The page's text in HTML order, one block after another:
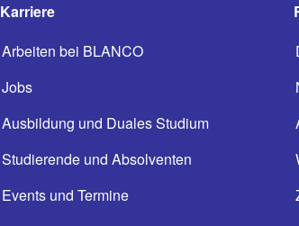
Karriere
Arbeiten bei BLANCO
Jobs
Ausbildung und Duales Studium
Studierende und Absolventen
Events und Termine